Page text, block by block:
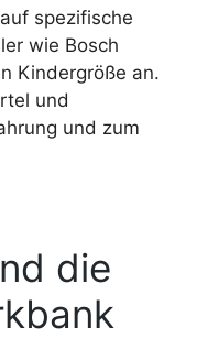
spezifische
wie Bosch
Kindergröße an.
und
und zum
die